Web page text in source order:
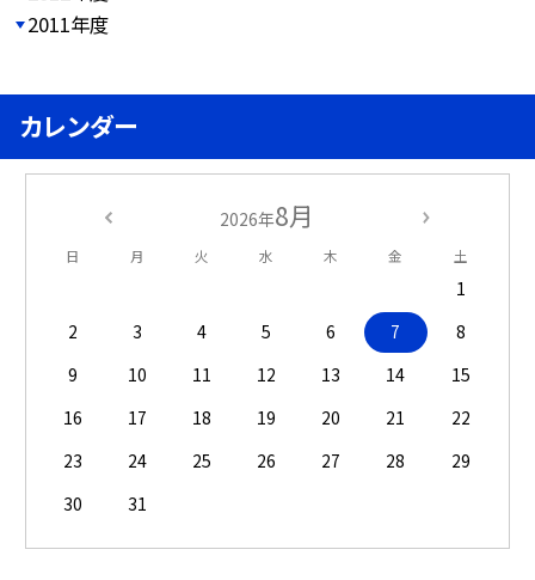
2011年度
カレンダー
2026年8月
日 月 火 水 木 金 土
1
2
3 4 5 6 7
8
9
10 11 12 13 14
15
16
17 18 19 20 21
22
23
24 25 26 27 28
29
30
31